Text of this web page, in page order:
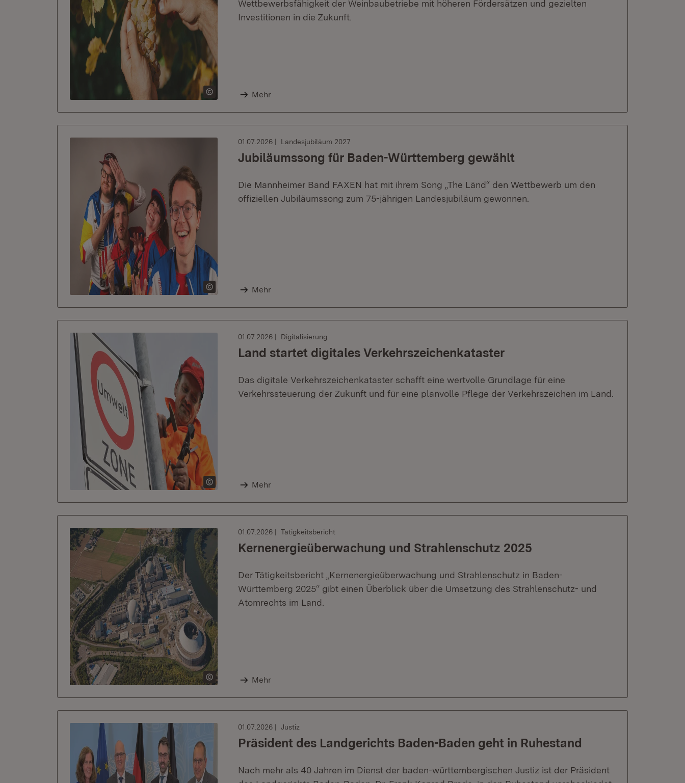
Wettbewerbsfähigkeit der Weinbaubetriebe mit höheren Fördersätzen und gezielten
Investitionen in die Zukunft.
Mehr
01.07.2026 Landesjubiläum 2027
Jubiläumssong für Baden-Württemberg gewählt
Die Mannheimer Band FAXEN hat mit ihrem Song „The Länd“ den Wettbewerb um den
offiziellen Jubiläumssong zum 75-jährigen Landesjubiläum gewonnen.
Mehr
01.07.2026 Digitalisierung
Land startet digitales Verkehrszeichenkataster
Das digitale Verkehrszeichenkataster schafft eine wertvolle Grundlage für eine
Verkehrssteuerung der Zukunft und für eine planvolle Pflege der Verkehrszeichen im Land.
Mehr
01.07.2026 Tätigkeitsbericht
Kernenergieüberwachung und Strahlenschutz 2025
Der Tätigkeitsbericht „Kernenergieüberwachung und Strahlenschutz in Baden-
Württemberg 2025“ gibt einen Überblick über die Umsetzung des Strahlenschutz- und
Atomrechts im Land.
Mehr
01.07.2026 Justiz
Präsident des Landgerichts Baden-Baden geht in Ruhestand
Nach mehr als 40 Jahren im Dienst der baden-württembergischen Justiz ist der Präsident